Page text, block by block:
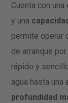
Cuenta con una
y una
permite operar
de arranque
rápido y
agua hasta una
profundidad